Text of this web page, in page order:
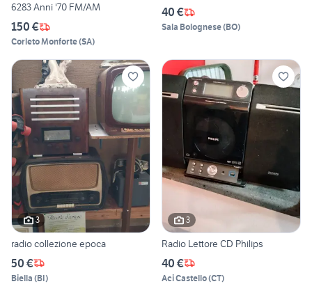
6283 Anni '70 FM/AM
150 €
Corleto Monforte(SA)
40 €
Sala Bolognese(BO)
3
radio collezione epoca
50 €
Biella (BI)
3
Radio Lettore CD Philips
40 €
Aci Castello(CT)